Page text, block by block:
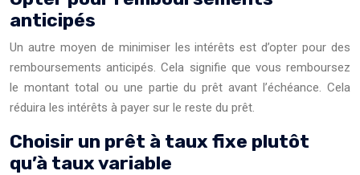
anticipés
Un autre moyen de minimiser les intérêts est d’opter pour des
remboursements anticipés. Cela signifie que vous remboursez
le montant total ou une partie du prêt avant l’échéance. Cela
réduira les intérêts à payer sur le reste du prêt.
Choisir un prêt à taux fixe plutôt
qu’à taux variable